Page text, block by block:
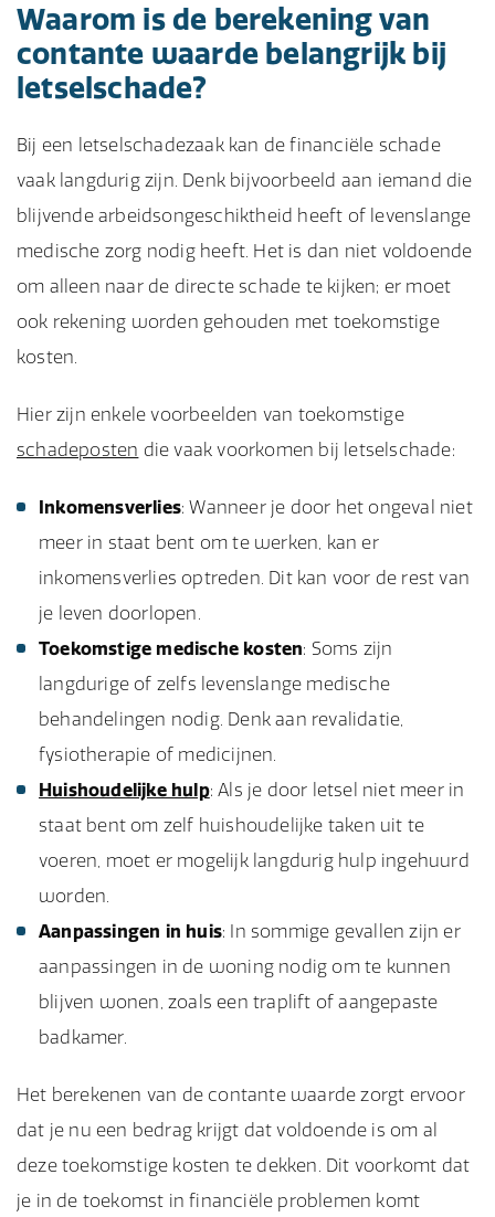
Waarom is de berekening van
contante waarde belangrijk bij
letselschade?
Bij een letselschadezaak kan de financiële schade
vaak langdurig zijn. Denk bijvoorbeeld aan iemand die
blijvende arbeidsongeschiktheid heeft of levenslange
medische zorg nodig heeft. Het is dan niet voldoende
om alleen naar de directe schade te kijken; er moet
ook rekening worden gehouden met toekomstige
kosten.
Hier zijn enkele voorbeelden van toekomstige
schadeposten die vaak voorkomen bij letselschade:
Inkomensverlies: Wanneer je door het ongeval niet
meer in staat bent om te werken, kan er
inkomensverlies optreden. Dit kan voor de rest van
je leven doorlopen.
Toekomstige medische kosten: Soms zijn
langdurige of zelfs levenslange medische
behandelingen nodig. Denk aan revalidatie,
fysiotherapie of medicijnen.
Huishoudelijke hulp: Als je door letsel niet meer in
staat bent om zelf huishoudelijke taken uit te
voeren, moet er mogelijk langdurig hulp ingehuurd
worden.
Aanpassingen in huis: In sommige gevallen zijn er
aanpassingen in de woning nodig om te kunnen
blijven wonen, zoals een traplift of aangepaste
badkamer.
Het berekenen van de contante waarde zorgt ervoor
dat je nu een bedrag krijgt dat voldoende is om al
deze toekomstige kosten te dekken. Dit voorkomt dat
je in de toekomst in financiële problemen komt